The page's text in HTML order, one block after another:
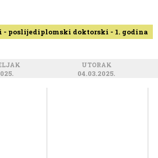
- poslijediplomski doktorski - 1. godina
UTORAK
04.03.2025.